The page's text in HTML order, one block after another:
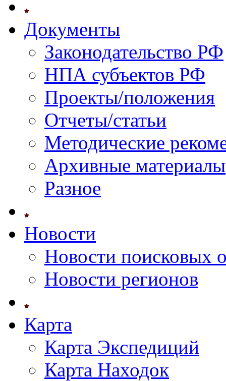
Документы
Законодательство РФ
НПА субъектов РФ
Проекты/положения
Отчеты/статьи
Методические
Архивные материалы
Разное
Новости
Новости поисковых
Новости регионов
Карта
Карта Экспедиций
Карта Находок